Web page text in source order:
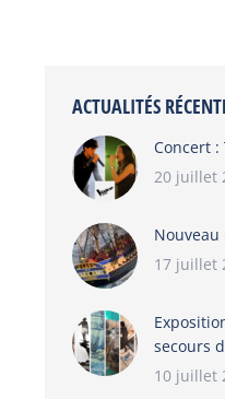
ACTUALITÉS
Concert :
20 juillet
Nouveau
17 juillet
secours
10 juillet